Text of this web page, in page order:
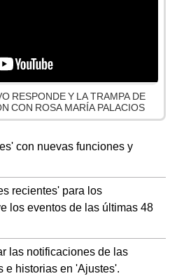
RESPONDE Y LA TRAMPA DE
CON ROSA MARÍA PALACIOS
con nuevas funciones y
recientes' para los
los eventos de las últimas 48
las notificaciones de las
e historias en 'Ajustes'.